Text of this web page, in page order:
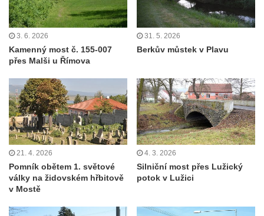
3. 6. 2026
Kamenný most č. 155-007
přes Malši u Římova
31. 5. 2026
Berkův můstek v Plavu
21. 4. 2026
Pomník obětem 1. světové
války na židovském hřbitově
v Mostě
4. 3. 2026
Silniční most přes Lužický
potok v Lužici